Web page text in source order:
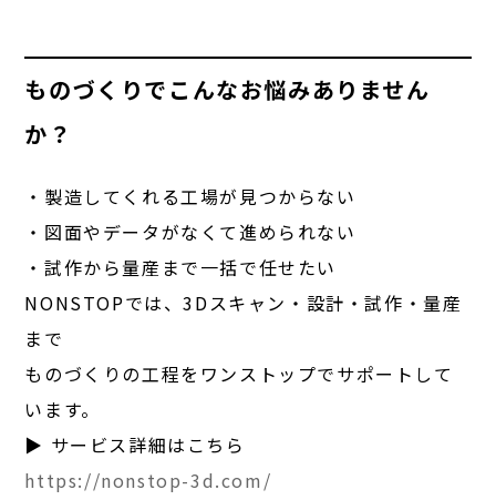
ものづくりでこんなお悩みありません
か？
・製造してくれる工場が見つからない
・図面やデータがなくて進められない
・試作から量産まで一括で任せたい
NONSTOPでは、3Dスキャン・設計・試作・量産
まで
ものづくりの工程をワンストップでサポートして
います。
▶ サービス詳細はこちら
https://nonstop-3d.com/